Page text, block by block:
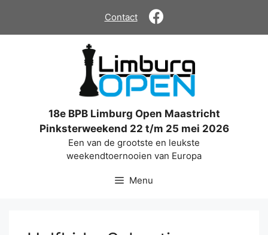
de
Contact
18e BPB Limburg Open Maastricht
Pinksterweekend 22 t/m 25 mei 2026
Een van de grootste en leukste
weekendtoernooien van Europa
Menu